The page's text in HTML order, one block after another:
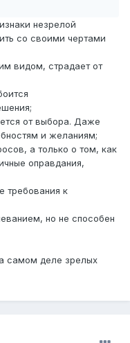
незрелой
со своими чертами
видом, страдает от
от выбора. Даже
и желаниям;
а только о том, как
оправдания,
требования к
но не способен
самом деле зрелых